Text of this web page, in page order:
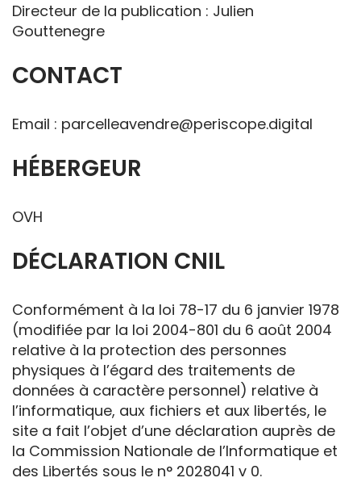
Directeur de la publication : Julien
Gouttenegre
CONTACT
Email : parcelleavendre@periscope.digital
HÉBERGEUR
OVH
DÉCLARATION CNIL
Conformément à la loi 78-17 du 6 janvier 1978
(modifiée par la loi 2004-801 du 6 août 2004
relative à la protection des personnes
physiques à l’égard des traitements de
données à caractère personnel) relative à
l’informatique, aux fichiers et aux libertés, le
site a fait l’objet d’une déclaration auprès de
la Commission Nationale de l’Informatique et
des Libertés sous le n° 2028041 v 0.